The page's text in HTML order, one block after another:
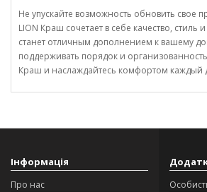
Не упускайте возможность обновить свое
LION Краш сочетает в себе качество, стиль
станет отличным дополнением к вашему
поддерживать порядок и
Краш и наслаждайтесь комфортом каждый
Інформація
Про нас